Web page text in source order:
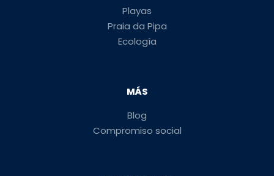
Playas
Praia da Pipa
Ecología
MÁS
Blog
Compromiso social